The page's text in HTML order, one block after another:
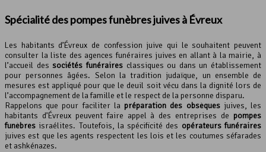
Spécialité des pompes funèbres juives à Évreux
Les habitants d’Évreux de confession juive qui le souhaitent peuvent
consulter la liste des agences funéraires juives en allant à la mairie, à
l’accueil dessociétés funérairesclassiques ou dans un établissement
pour personnes âgées. Selon la tradition judaïque, un ensemble de
mesures est appliqué pour que le deuil soit vécu dans la dignité lors de
l’accompagnement de la famille et le respect de la personne disparu.
Rappelons que pour faciliter la préparation des obsèquesjuives, les
habitants d’Évreux peuvent faire appel à des entreprises de pompes
funèbres israélites. Toutefois, la spécificité des opérateurs funéraires
juives est que les agents respectent les lois et les coutumes séfarades
et ashkénazes.